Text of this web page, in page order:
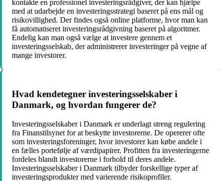
kontakte en professionel investeringsrådgiver, der kan hjælpe
med at udarbejde en investeringsstrategi baseret på ens mål og
risikovillighed. Der findes også online platforme, hvor man kan
få automatiseret investeringsrådgivning baseret på algoritmer.
Endelig kan man også vælge at investere gennem et
investeringsselskab, der administrerer investeringer på vegne af
mange investorer.
Hvad kendetegner investeringsselskaber i
Danmark, og hvordan fungerer de?
Investeringsselskaber i Danmark er underlagt streng regulering
fra Finanstilsynet for at beskytte investorerne. De opererer ofte
som investeringsforeninger, hvor investorer kan købe andele i
en fælles portefølje af værdipapirer. Profitten fra investeringerne
fordeles blandt investorerne i forhold til deres andele.
Investeringsselskaber i Danmark tilbyder forskellige typer af
investeringsprodukter med varierende risikoprofiler.